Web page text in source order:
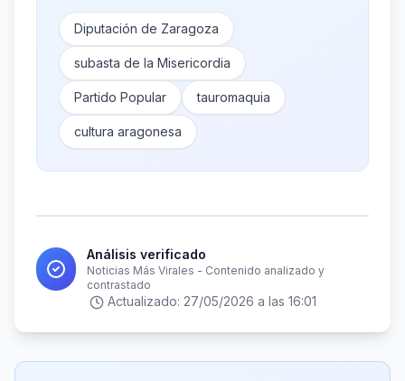
Diputación de Zaragoza
subasta de la Misericordia
Partido Popular tauromaquia
cultura aragonesa
Análisis verificado
Noticias Más Virales - Contenido analizado y
contrastado
Actualizado: 27/05/2026 a las 16:01